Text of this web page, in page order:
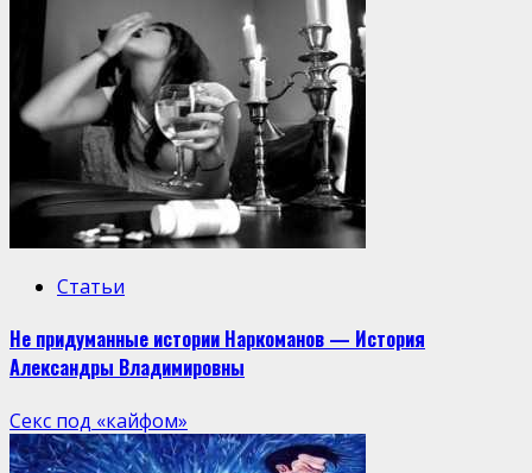
Статьи
Не придуманные истории Наркоманов — История
Александры Владимировны
Секс под «кайфом»